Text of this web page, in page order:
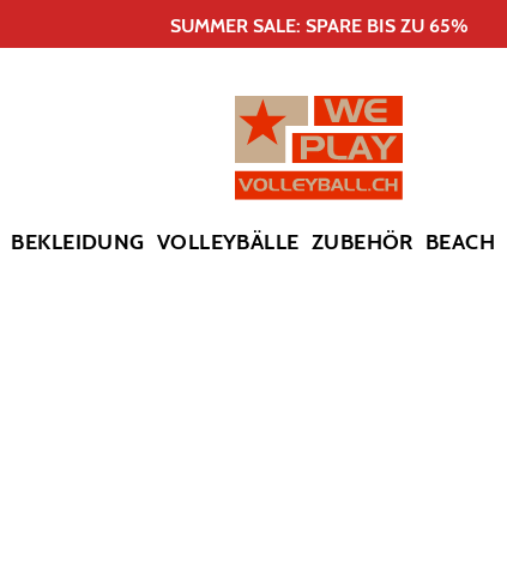
SUMMER SALE: SPARE BIS ZU 65%
BEKLEIDUNG VOLLEYBÄLLE ZUBEHÖR BEACH